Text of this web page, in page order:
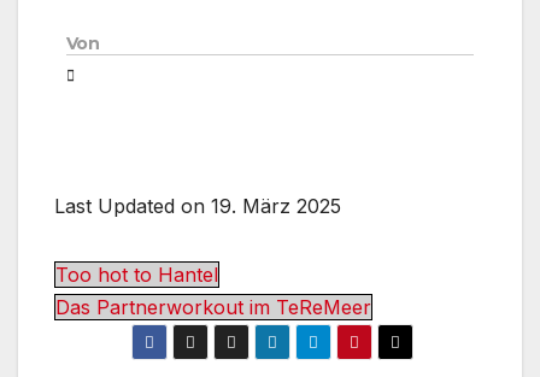
Von
Last Updated on 19. März 2025
Too hot to Hantel
Das Partnerworkout im TeReMeer